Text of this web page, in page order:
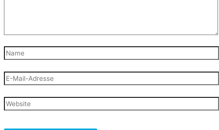
Name
E-
Mail-
Adresse
Website